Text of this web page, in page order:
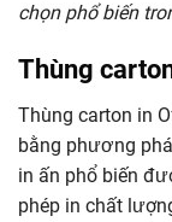
chọn phổ biến
Thùng
Thùng carton in
bằng phương
in ấn phổ biến
phép in chất